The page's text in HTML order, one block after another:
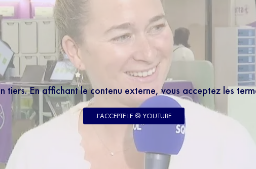
tiers. En affichant le contenu externe, vous acceptez les
J'ACCEPTE LE 🍪 YOUTUBE